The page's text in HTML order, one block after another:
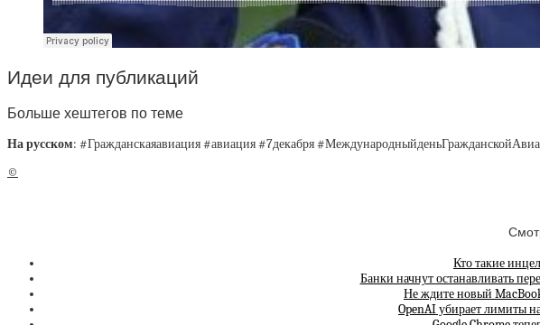
Идеи для публикаций
Больше хештегов по теме
На русском: #Гражданскаяавиация #авиация #7декабря
©
Кто такие
Банки начнут останавливать
Не ждите новый
OpenAI убирает лимиты